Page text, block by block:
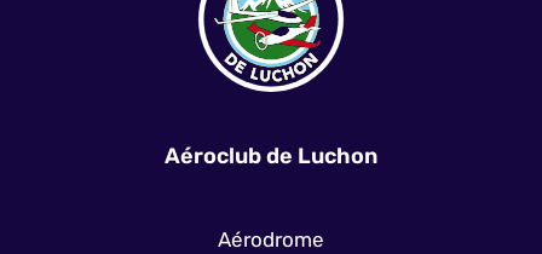
Aéroclub de Luchon
Aérodrome